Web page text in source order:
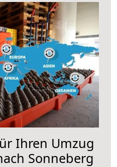
Ihren Umzug
Sonneberg